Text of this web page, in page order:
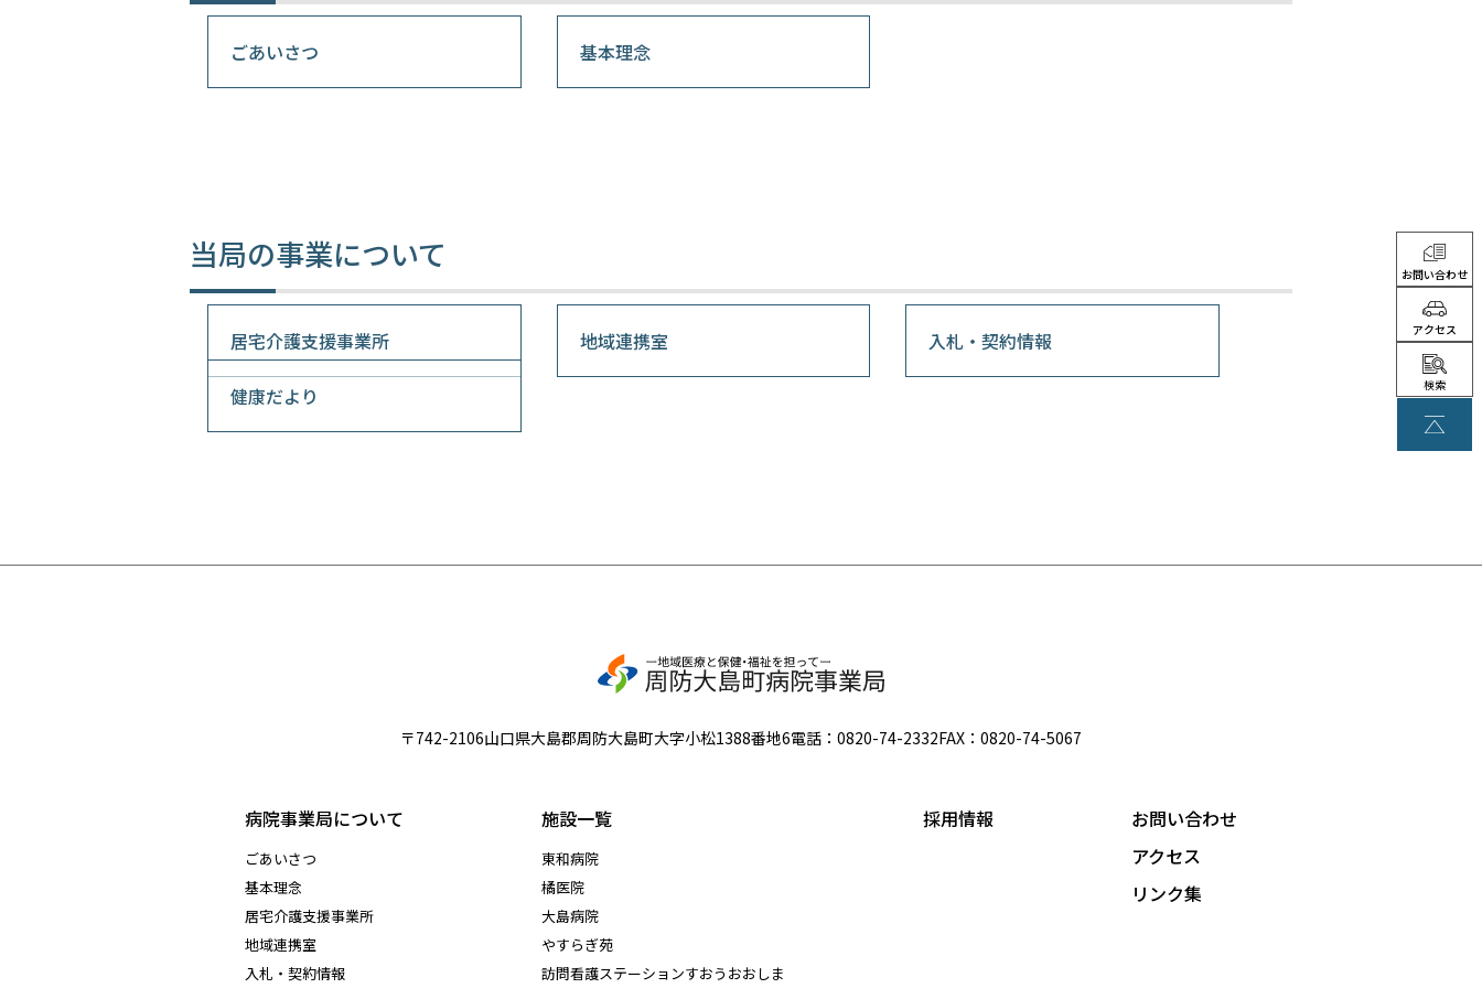
お問い合わせ
アクセス
検索
ごあいさつ 基本理念
当局の事業について
居宅介護支援事業所 地域連携室 入札・契約情報
健康だより
〒742-2106山口県大島郡周防大島町大字小松1388番地6電話： 0820-74-2332FAX：0820-74-5067
病院事業局について
ごあいさつ
基本理念
居宅介護支援事業所
地域連携室
入札・契約情報
施設一覧
東和病院
橘医院
大島病院
やすらぎ苑
訪問看護ステーションすおうおおしま
採用情報
お問い合わせ
アクセス
リンク集